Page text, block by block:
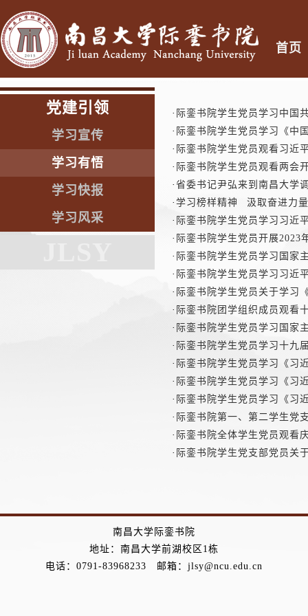
首页
党建引领
学习宣传
学习有悟
学习快报
学习风采
· 际銮书院学生党员学习中国
· 际銮书院学生党员学习《中
· 际銮书院学生党员观看习近
· 际銮书院学生党员观看两会
· 省委书记尹弘来到南昌大学
· 学习榜样精神 汲取奋进力
· 际銮书院学生党员学习习近
· 际銮书院学生党员开展2023
· 际銮书院学生党员学习国家
· 际銮书院学生党员学习习近
· 际銮书院学生党员关于学习
· 际銮书院团学组织成员观看
· 际銮书院学生党员学习国家
· 际銮书院学生党员学习十九
· 际銮书院学生党员学习《习
· 际銮书院学生党员学习《习
· 际銮书院学生党员学习《习
· 际銮书院第一、第二学生
· 际銮书院全体学生党员观看
· 际銮书院学生党支部党员关
南昌大学际銮书院
地址：南昌大学前湖校区1栋
电话：0791-83968233 邮箱：jlsy@ncu.edu.cn